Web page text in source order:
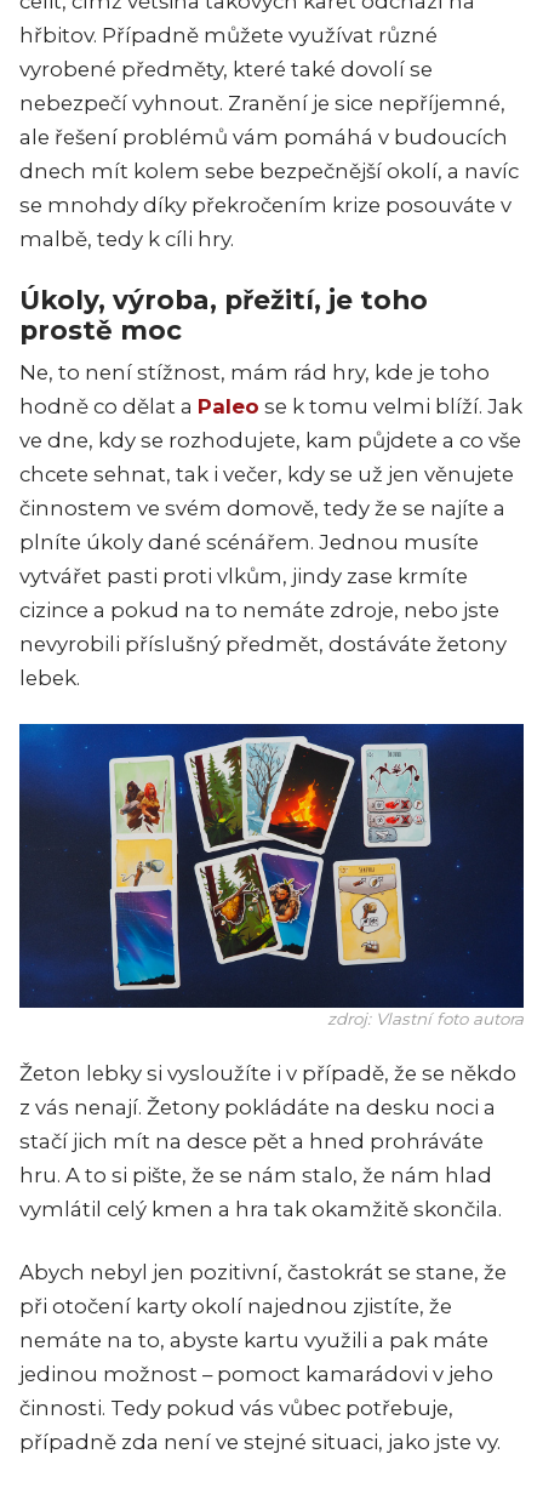
hřbitov. Případně můžete využívat různé
vyrobené předměty, které také dovolí se
nebezpečí vyhnout. Zranění je sice nepříjemné,
ale řešení problémů vám pomáhá v budoucích
dnech mít kolem sebe bezpečnější okolí, a navíc
se mnohdy díky překročením krize posouváte v
malbě, tedy k cíli hry.
Úkoly, výroba, přežití, je toho
prostě moc
Ne, to není stížnost, mám rád hry, kde je toho
hodně co dělat a Paleo se k tomu velmi blíží. Jak
ve dne, kdy se rozhodujete, kam půjdete a co vše
chcete sehnat, tak i večer, kdy se už jen věnujete
činnostem ve svém domově, tedy že se najíte a
plníte úkoly dané scénářem. Jednou musíte
vytvářet pasti proti vlkům, jindy zase krmíte
cizince a pokud na to nemáte zdroje, nebo jste
nevyrobili příslušný předmět, dostáváte žetony
lebek.
zdroj: Vlastní foto autora
Žeton lebky si vysloužíte i v případě, že se někdo
z vás nenají. Žetony pokládáte na desku noci a
stačí jich mít na desce pět a hned prohráváte
hru. A to si pište, že se nám stalo, že nám hlad
vymlátil celý kmen a hra tak okamžitě skončila.
Abych nebyl jen pozitivní, častokrát se stane, že
při otočení karty okolí najednou zjistíte, že
nemáte na to, abyste kartu využili a pak máte
jedinou možnost – pomoct kamarádovi v jeho
činnosti. Tedy pokud vás vůbec potřebuje,
případně zda není ve stejné situaci, jako jste vy.